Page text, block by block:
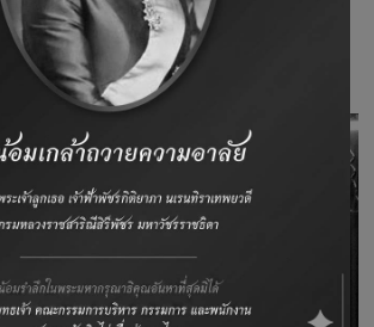
ออกไทย กรมปศุสัตว์ และกรมสวัสดิการและ
มกันสัมมนาแนวปฏิบัติการใช้แรงงานที่ดีสำหรับ
สัตว์ปีกในประเทศไทย วันที่ 29-30 กันยายน
ด้น ทิวลิป ซอฟเฟอริน กรุงเทพฯ